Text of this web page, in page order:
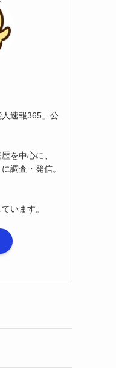
速報365」公
を中心に、
調査・発信。
います。